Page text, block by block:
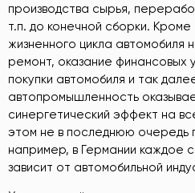
производства сырья,
т.п. до конечной сборки.
жизненного цикла автомобиля
ремонт, оказание финансовых
покупки автомобиля и так
автопромышленность
синергетический эффект на
этом не в последнюю очередь
например, в Германии каждое
зависит от автомобильной